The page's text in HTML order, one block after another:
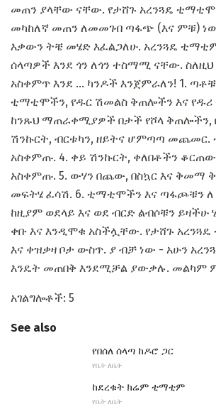
መጠን ያላቸው ናቸው. የታሸጉ አረንጓዴ
መካከለኛ መጠን ለመመገብ ጣፋጭ (እና ምቹ)
እቃውን ትቼ መሄድ እፈልጋለሁ. አረንጓዴ
ሰላጣዎች እንደ ጎን ለጎን ተስማሚ ናቸው.
አስቀምጥ እንደ ... ካንዶች እንጀምራለን! 1.
ቲማቲሞችን, የዱር ሽመልስ ቅጠሎችን እና የዱሪ
ከንጹህ ማጠራቀሚያዎች በታች የሾላ ቅጠሎችን,
ሽንኩርት, ብርቱካን, ዘይትና ሆምጣጣ
አስቀምጡ. 4. ቀይ ሽንኩርት, ቀለበቶችን
አስቀምጡ. 5. ውሃን በጨው, በስኳር እና ቅመማ
መፍትሄ ፈሳሽ. 6. ቲማቲሞችን እና ጣፋጮቹን ለ
ከዚያም ወደላይ እና ወደ ብርድ ልብሶቹን ይዛችሁ
ቀቡ እና እንዲሞቁ አስችሏቸው. የታሸጉ
እና ቀዝቃዛ ቦታ ውስጥ. ያ ብቻ ነው - አሁን
እንዴት መጠበቅ እንደሚቻል ያውቃሉ. መልካም
አገልግሎቶች: 5
See also
የበሰለ ሰላጣ ከዶሮ ጋር
የቤት ለቤት
ከደረቁት ክሬም ቲማቲም
የቤት ለቤት